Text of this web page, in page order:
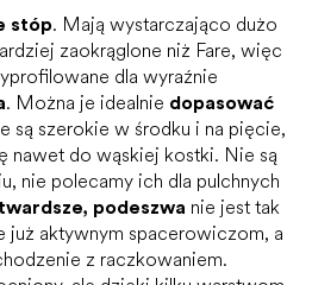
stóp. Mają wystarczająco dużo
zaokrąglone niż Fare, więc
dla wyraźnie
. Można je idealnie dopasować
są szerokie w środku i na pięcie,
nawet do wąskiej kostki. Nie są
nie polecamy ich dla pulchnych
podeszwa nie jest tak
już aktywnym spacerowiczom, a
z raczkowaniem.